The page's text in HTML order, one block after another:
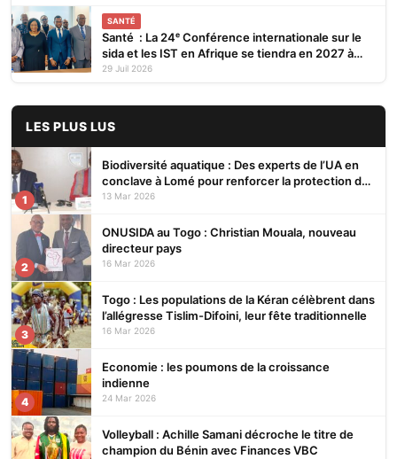
SANTÉ
Santé : La 24ᵉ Conférence internationale sur le
sida et les IST en Afrique se tiendra en 2027 à
Cotonou
29 Juil 2026
LES PLUS LUS
1
Biodiversité aquatique : Des experts de l’UA en
conclave à Lomé pour renforcer la protection des
écosystèmes
13 Mar 2026
2
ONUSIDA au Togo : Christian Mouala, nouveau
directeur pays
16 Mar 2026
3
Togo : Les populations de la Kéran célèbrent dans
l’allégresse Tislim-Difoini, leur fête traditionnelle
16 Mar 2026
4
Economie : les poumons de la croissance
indienne
24 Mar 2026
Volleyball : Achille Samani décroche le titre de
champion du Bénin avec Finances VBC